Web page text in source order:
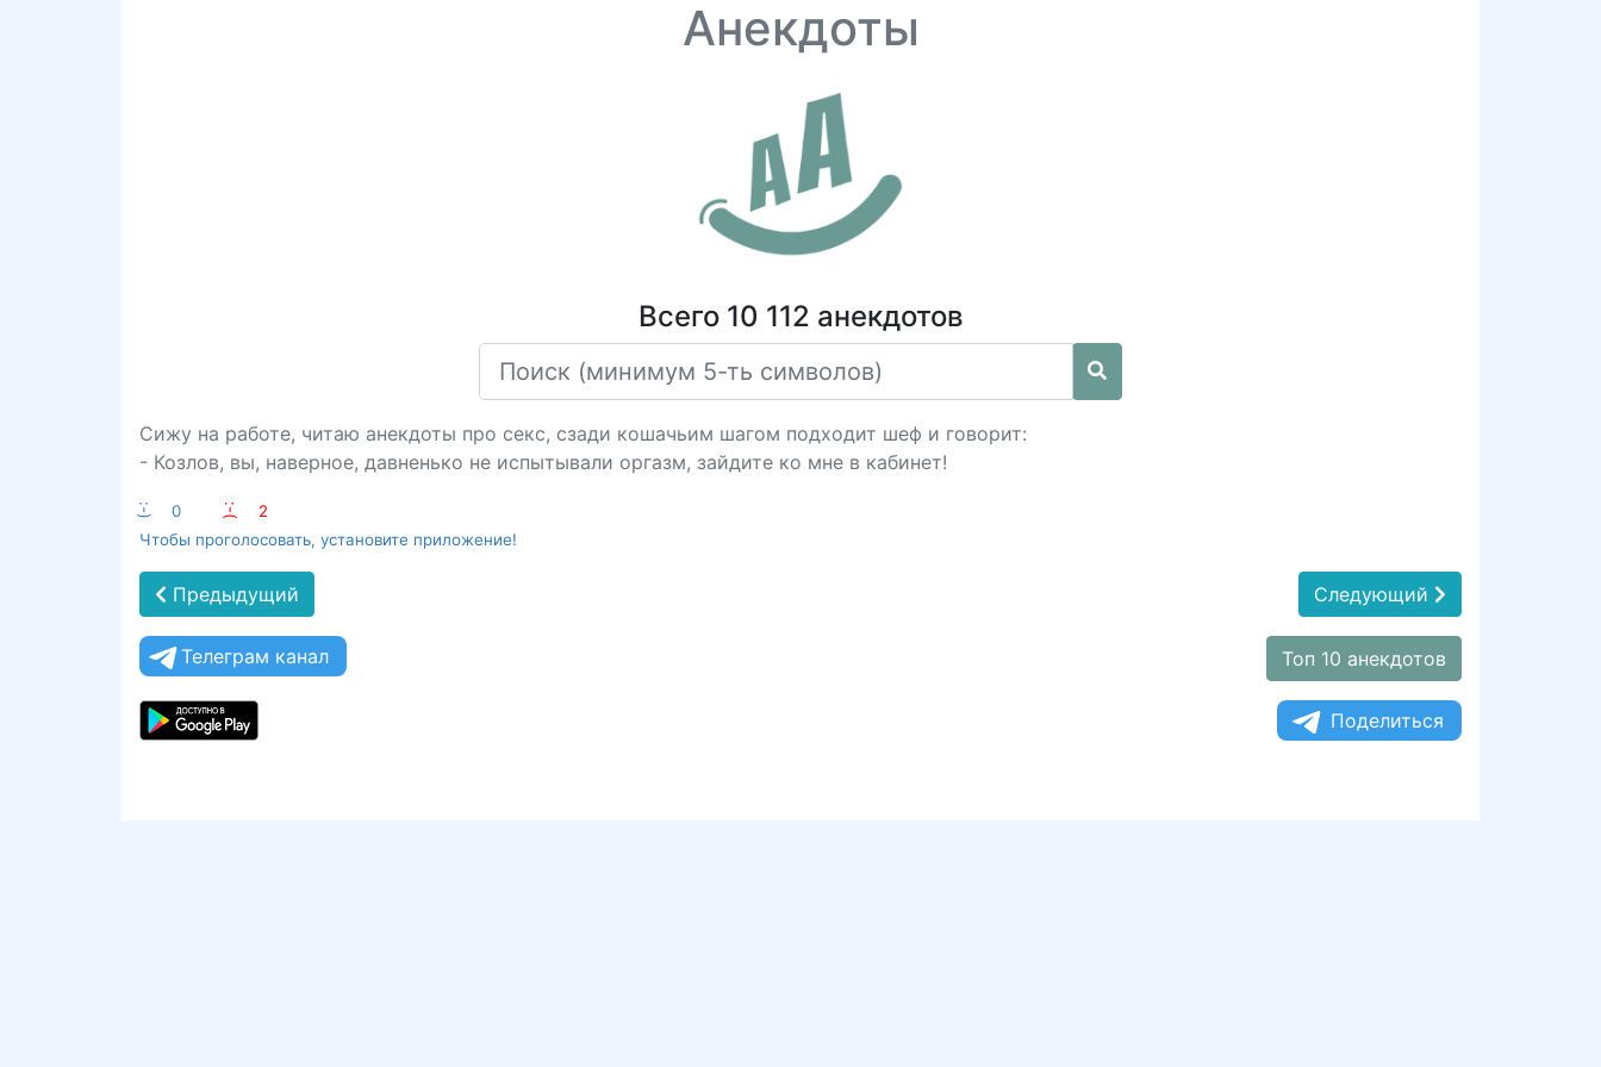
Анекдоты
Всего 10 112 анекдотов
Сижу на работе, читаю анекдоты про секс, сзади кошачьим шагом подходит шеф и говорит:
- Козлов, вы, наверное, давненько не испытывали оргазм, зайдите ко мне в кабинет!
:-) 0 :-(
2
Чтобы проголосовать, установите приложение!
Предыдущий Следующий
Телеграм канал Топ 10 анекдотов
Поделиться